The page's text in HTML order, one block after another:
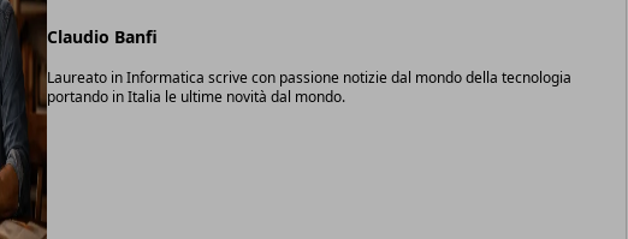
Claudio Banfi
Laureato in Informatica scrive con passione notizie dal mondo della tecnologia
portando in Italia le ultime novità dal mondo.